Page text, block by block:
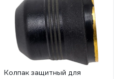
Колпак защитный для